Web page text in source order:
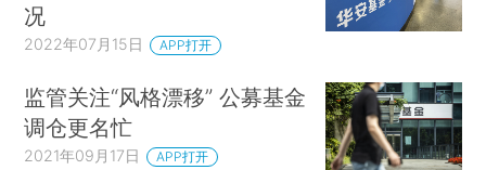
况
2022年07月15日 APP打开
监管关注“风格漂移” 公募基金
调仓更名忙
2021年09月17日 APP打开